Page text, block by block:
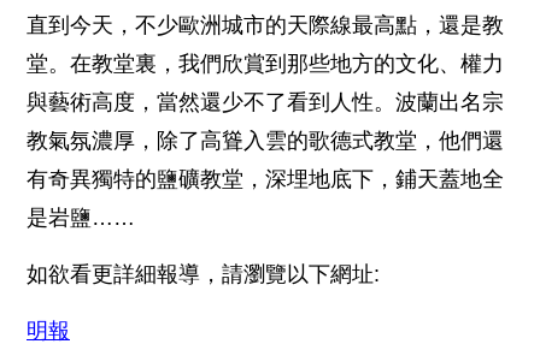
直到今天，不少歐洲城市的天際線最高點，還是教
堂。在教堂裏，我們欣賞到那些地方的文化、權力
與藝術高度，當然還少不了看到人性。波蘭出名宗
教氣氛濃厚，除了高聳入雲的歌德式教堂，他們還
有奇異獨特的鹽礦教堂，深埋地底下，鋪天蓋地全
是岩鹽……
如欲看更詳細報導，請瀏覽以下網址:
明報